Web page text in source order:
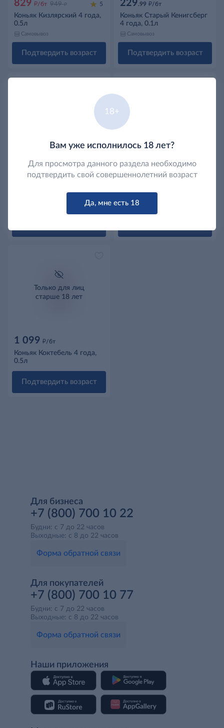
829 д/бт 949 д 5
Коньяк Кизлярский 4 года,
0.5л
Самовывоз
Подтвердить возраст
229.99 д/бт
Коньяк Старый Кенигсберг
4 года, 0.1л
Самовывоз
Подтвердить возраст
899.99 д /бт д
Коньяк Старый Кенигсберг
499 д д
Коньяк Старый Кенигсберг
Самовывоз
Только для лиц
старше 18 лет
1 099 д/бт
Коньяк Коктебель 4 года,
0.5л
Подтвердить возраст
Для бизнеса
+7 (800) 700 10 22
Будни: с 7 до 22 часов
Выходные: с 8 до 22 часов
Форма обратной связи
Для покупателей
+7 (800) 700 10 77
Будни: с 7 до 22 часов
Выходные: с 8 до 22 часов
Форма обратной связи
Наши приложения
18+
Вам уже исполнилось 18 лет?
Для просмотра данного раздела необходимо
подтвердить свой совершеннолетний возраст
Да, мне есть 18